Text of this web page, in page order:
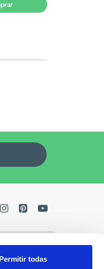
Permitir todas